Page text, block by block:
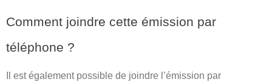
Comment joindre cette émission par
téléphone ?
Il est également possible de joindre l’émission par